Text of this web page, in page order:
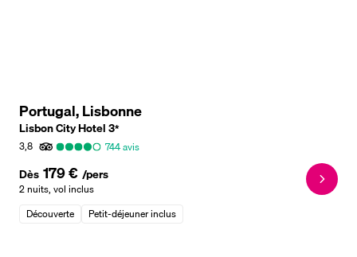
Portugal, Lisbonne
Lisbon City Hotel3*
3,8
744avis
Dès 179 € /pers
2 nuits, vol inclus
Découverte
Petit-déjeuner inclus